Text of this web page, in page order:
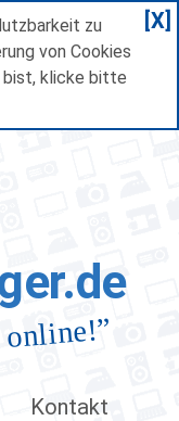
zu
von Cookies
bist, klicke bitte
[X]
”
Kontakt